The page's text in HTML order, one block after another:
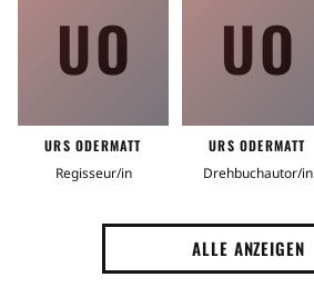
UO
URS ODERMATT
Regisseur/in
UO
URS ODERMATT
Drehbuchautor/in
ALLE ANZEIGEN